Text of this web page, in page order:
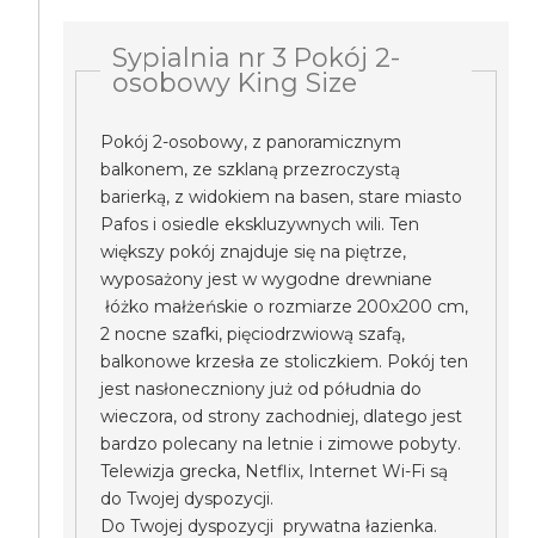
Sypialnia nr 3 Pokój 2-
osobowy King Size
Pokój 2-osobowy, z panoramicznym
balkonem, ze szklaną przezroczystą
barierką, z widokiem na basen, stare miasto
Pafos i osiedle ekskluzywnych wili. Ten
większy pokój znajduje się na piętrze,
wyposażony jest w wygodne drewniane
łóżko małżeńskie o rozmiarze 200x200 cm,
2 nocne szafki, pięciodrzwiową szafą,
balkonowe krzesła ze stoliczkiem. Pokój ten
jest nasłoneczniony już od półudnia do
wieczora, od strony zachodniej, dlatego jest
bardzo polecany na letnie i zimowe pobyty.
Telewizja grecka, Netflix, Internet Wi-Fi są
do Twojej dyspozycji.
Do Twojej dyspozycji prywatna łazienka.